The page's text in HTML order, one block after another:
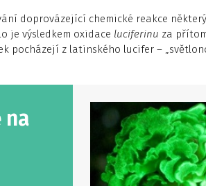
doprovázející chemické reakce
je výsledkem oxidace luciferinu za
pocházejí z latinského lucifer –
na